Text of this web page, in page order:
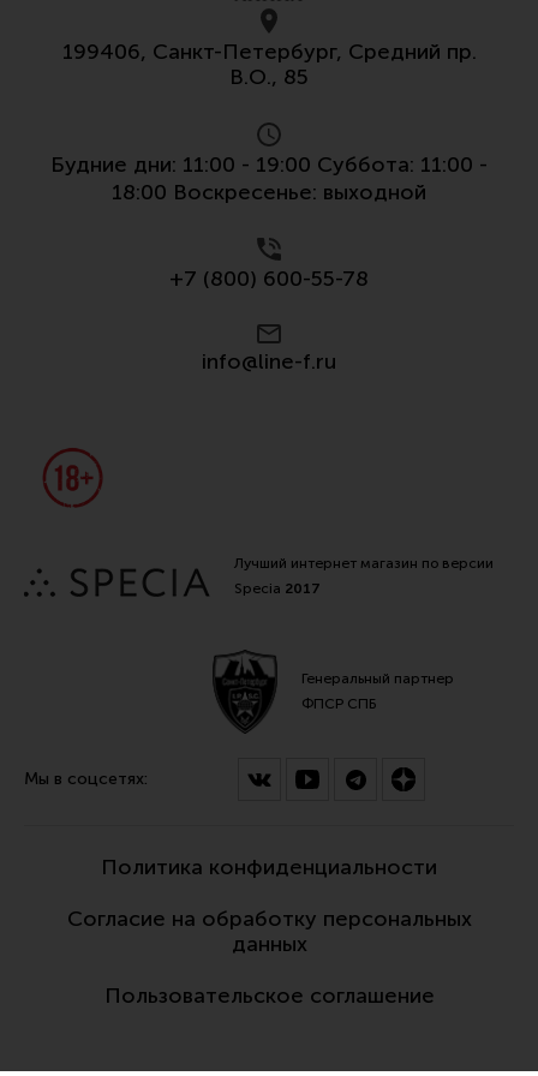
Обзоры
Фотоотчеты
199406, Санкт-Петербург, Средний пр.
В.О., 85
Будние дни: 11:00 - 19:00 Суббота: 11:00 -
18:00 Воскресенье: выходной
+7 (800) 600-55-78
info@line-f.ru
Лучший интернет магазин по версии
Specia 2017
Генеральный партнер
ФПСР СПБ
Мы в соцсетях:
Политика конфиденциальности
Согласие на обработку персональных
данных
Пользовательское соглашение